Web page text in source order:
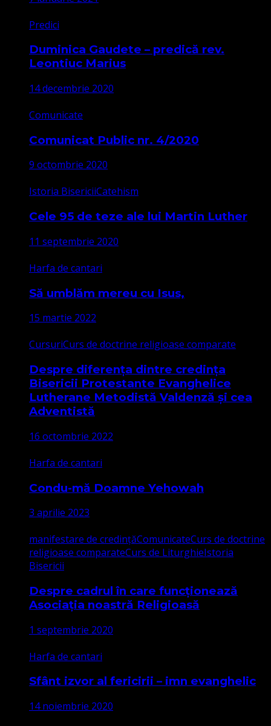
Predici
Duminica Gaudete – predică rev.
Leontiuc Marius
14 decembrie 2020
Comunicate
Comunicat Public nr. 4/2020
9 octombrie 2020
Istoria BisericiiCatehism
Cele 95 de teze ale lui Martin Luther
11 septembrie 2020
Harfa de cantari
Să umblăm mereu cu Isus,
15 martie 2022
CursuriCurs de doctrine religioase comparate
Despre diferența dintre credința
Bisericii Protestante Evanghelice
Lutherane Metodistă Valdenză și cea
Adventistă
16 octombrie 2022
Harfa de cantari
Condu-mă Doamne Yehowah
3 aprilie 2023
manifestare de credințăComunicateCurs de doctrine
religioase comparateCurs de LiturghieIstoria
Bisericii
Despre cadrul în care funcționează
Asociația noastră Religioasă
1 septembrie 2020
Harfa de cantari
Sfânt izvor al fericirii – imn evanghelic
14 noiembrie 2020